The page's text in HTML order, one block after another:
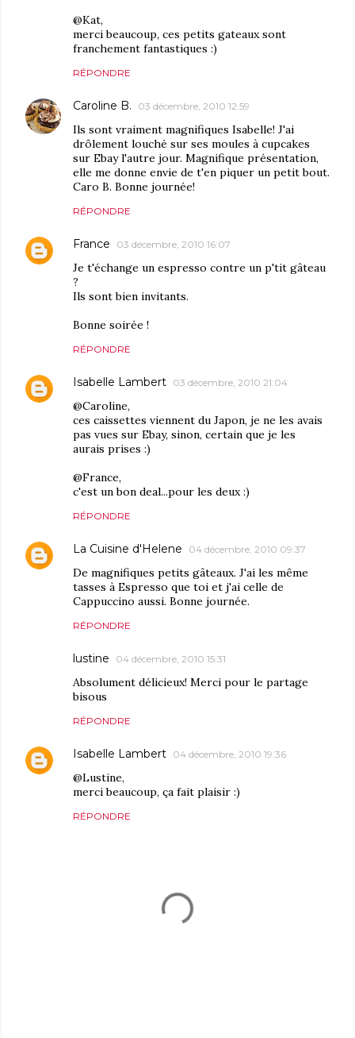
@Kat,
merci beaucoup, ces petits gateaux sont
franchement fantastiques :)
RÉPONDRE
Caroline B. 03 décembre, 2010 12:59
Ils sont vraiment magnifiques Isabelle! J'ai
drôlement louché sur ses moules à cupcakes
sur Ebay l'autre jour. Magnifique présentation,
elle me donne envie de t'en piquer un petit bout.
Caro B. Bonne journée!
RÉPONDRE
France 03 décembre, 2010 16:07
Je t'échange un espresso contre un p'tit gâteau
?
Ils sont bien invitants.
Bonne soirée !
RÉPONDRE
Isabelle Lambert 03 décembre, 2010 21:04
@Caroline,
ces caissettes viennent du Japon, je ne les avais
pas vues sur Ebay, sinon, certain que je les
aurais prises :)
@France,
c'est un bon deal...pour les deux :)
RÉPONDRE
La Cuisine d'Helene 04 décembre, 2010 09:37
De magnifiques petits gâteaux. J'ai les même
tasses à Espresso que toi et j'ai celle de
Cappuccino aussi. Bonne journée.
RÉPONDRE
lustine 04 décembre, 2010 15:31
Absolument délicieux! Merci pour le partage
bisous
RÉPONDRE
Isabelle Lambert 04 décembre, 2010 19:36
@Lustine,
merci beaucoup, ça fait plaisir :)
RÉPONDRE